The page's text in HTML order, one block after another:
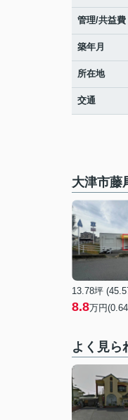
管理/共益費
築年月
所在地
交通
大津市藤
13.78坪
8.8万円
よく見ら